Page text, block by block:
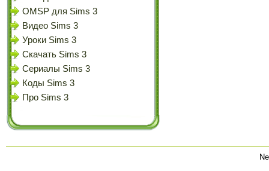
OMSP для Sims 3
Видео Sims 3
Уроки Sims 3
Скачать Sims 3
Сериалы Sims 3
Коды Sims 3
Про Sims 3